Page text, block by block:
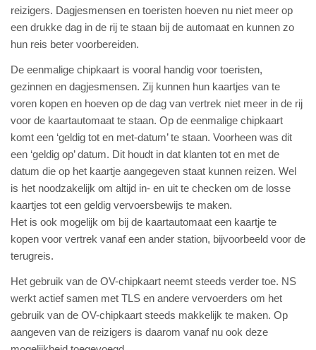
reizigers. Dagjesmensen en toeristen hoeven nu niet meer op
een drukke dag in de rij te staan bij de automaat en kunnen zo
hun reis beter voorbereiden.
De eenmalige chipkaart is vooral handig voor toeristen,
gezinnen en dagjesmensen. Zij kunnen hun kaartjes van te
voren kopen en hoeven op de dag van vertrek niet meer in de rij
voor de kaartautomaat te staan. Op de eenmalige chipkaart
komt een ‘geldig tot en met-datum’ te staan. Voorheen was dit
een ‘geldig op’ datum. Dit houdt in dat klanten tot en met de
datum die op het kaartje aangegeven staat kunnen reizen. Wel
is het noodzakelijk om altijd in- en uit te checken om de losse
kaartjes tot een geldig vervoersbewijs te maken.
Het is ook mogelijk om bij de kaartautomaat een kaartje te
kopen voor vertrek vanaf een ander station, bijvoorbeeld voor de
terugreis.
Het gebruik van de OV-chipkaart neemt steeds verder toe. NS
werkt actief samen met TLS en andere vervoerders om het
gebruik van de OV-chipkaart steeds makkelijk te maken. Op
aangeven van de reizigers is daarom vanaf nu ook deze